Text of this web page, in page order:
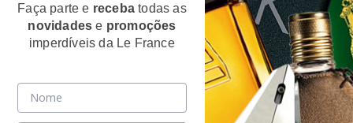
Home>Moschino > Perfumes Femininos
Moschino Fresh Couture Feminino Eau
De Toilette - Moschino
(2638)
Faça parte e receba todas as
novidades e promoções
imperdíveis da Le France